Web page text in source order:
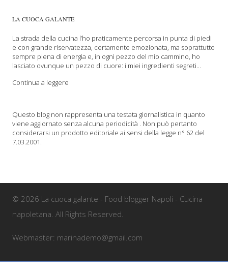
LA CUOCA GALANTE
La strada della cucina l’ho praticamente percorsa in punta di piedi
e con grande riservatezza, certamente emozionata, ma soprattutto
sempre piena di energia e, in ogni pezzo del mio cammino, ho
lasciato ovunque un pezzo di cuore: i miei ingredienti segreti...
Continua a leggere
Questo blog non rappresenta una testata giornalistica in quanto
viene aggiornato senza alcuna periodicità . Non può pertanto
considerarsi un prodotto editoriale ai sensi della legge n° 62 del
7.03.2001.
© 2026 La cuoca galante - Food blogger Napoli - Cucina
napoletana. All Rights Reserved.
Webmaster: marinademo@gmail.com